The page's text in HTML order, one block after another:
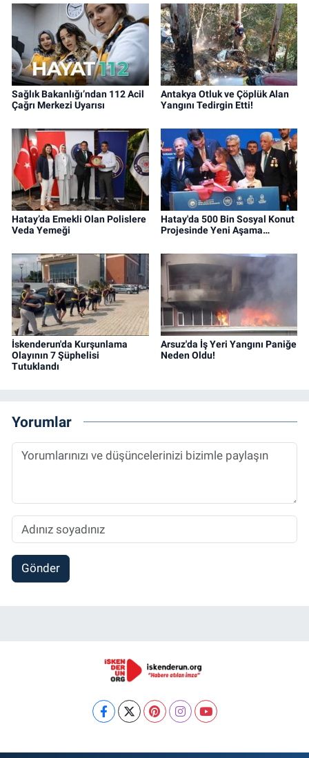
Sağlık Bakanlığı’ndan 112 Acil
Çağrı Merkezi Uyarısı
Antakya Otluk ve Çöplük Alan
Yangını Tedirgin Etti!
Hatay’da Emekli Olan Polislere
Veda Yemeği
Hatay'da 500 Bin Sosyal Konut
Projesinde Yeni Aşama…
İskenderun'da Kurşunlama
Olayının 7 Şüphelisi
Tutuklandı
Arsuz'da İş Yeri Yangını Paniğe
Neden Oldu!
Yorumlar
Gönder